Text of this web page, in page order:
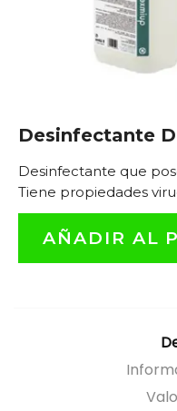
Desinfectante
Desinfectante que
Tiene propiedades
AÑADIR AL